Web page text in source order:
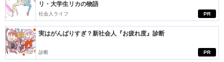
PR
リ・大学生リカの物語
社会人ライフ
PR
実はがんばりすぎ？新社会人『お疲れ度』診断
診断